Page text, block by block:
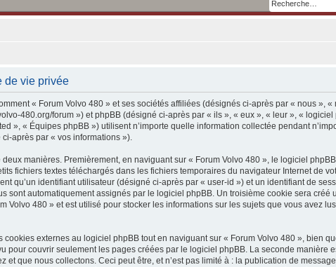
de vie privée
« Forum Volvo 480 » et ses sociétés affiliées (désignés ci-après par « nous », «
480.org/forum ») et phpBB (désigné ci-après par « ils », « eux », « leur », « logiciel
», « Équipes phpBB ») utilisent n’importe quelle information collectée pendant
après par « vos informations »).
manières. Premièrement, en naviguant sur « Forum Volvo 480 », le logiciel
fichiers textes téléchargés dans les fichiers temporaires du navigateur Internet de
qu’un identifiant utilisateur (désigné ci-après par « user-id ») et un identifiant de
sont automatiquement assignés par le logiciel phpBB. Un troisième cookie sera créé
Volvo 480 » et est utilisé pour stocker les informations sur les sujets que vous avez
cookies externes au logiciel phpBB tout en naviguant sur « Forum Volvo 480 », bien
pour couvrir seulement les pages créées par le logiciel phpBB. La seconde manière
et que nous collectons. Ceci peut être, et n’est pas limité à : la publication de